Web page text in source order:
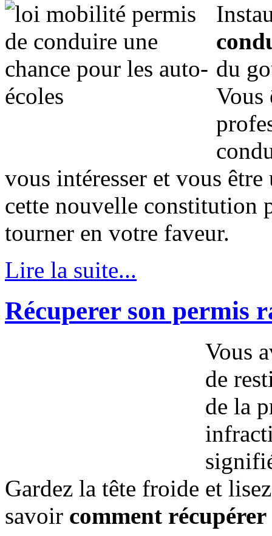
du
Vous
vous intéresser et vous
cette nouvelle constitution
tourner en votre faveur.
Lire la suite...
Récuperer son permis
Vous
de
de la
Gardez la tête froide et
savoir comment